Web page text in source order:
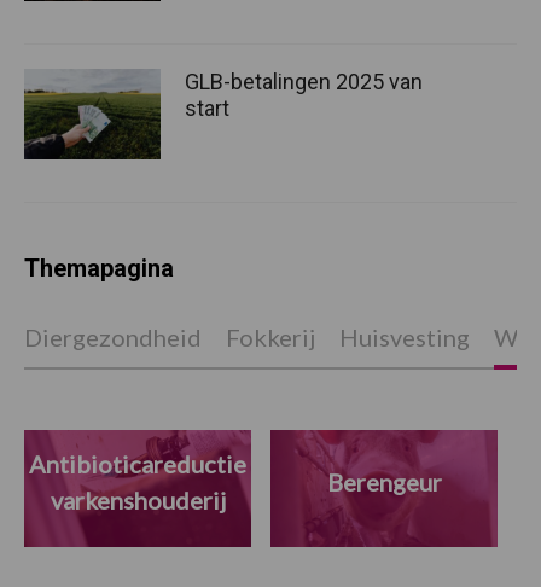
GLB-betalingen 2025 van
start
Themapagina
Diergezondheid Fokkerij Huisvesting
Antibioticareductie
varkenshouderij
Berengeur